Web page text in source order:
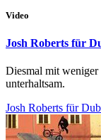
Video
Josh Roberts für
Diesmal mit
unterhaltsam.
Josh Roberts für